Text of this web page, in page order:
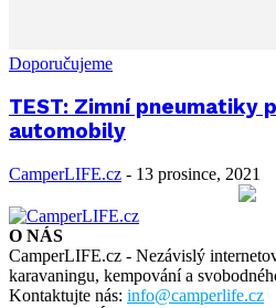
Doporučujeme
TEST: Zimní pneumatiky
automobily
CamperLIFE.cz - 13 prosince, 2021
O NÁS
CamperLIFE.cz - Nezávislý
karavaningu, kempování a
Kontaktujte nás: info@camperlife.cz